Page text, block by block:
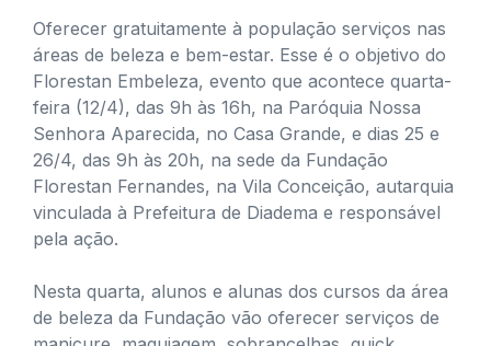
Oferecer gratuitamente à população serviços nas
áreas de beleza e bem-estar. Esse é o objetivo do
Florestan Embeleza, evento que acontece quarta-
feira (12/4), das 9h às 16h, na Paróquia Nossa
Senhora Aparecida, no Casa Grande, e dias 25 e
26/4, das 9h às 20h, na sede da Fundação
Florestan Fernandes, na Vila Conceição, autarquia
vinculada à Prefeitura de Diadema e responsável
pela ação.
Nesta quarta, alunos e alunas dos cursos da área
de beleza da Fundação vão oferecer serviços de